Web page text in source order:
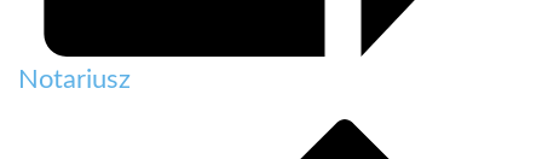
Notariusz